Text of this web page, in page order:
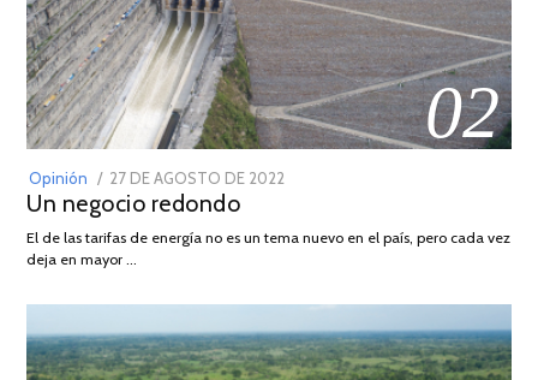
02
Opinión
POSTED
ON
27 DE AGOSTO DE 2022
Un negocio redondo
El de las tarifas de energía no es un tema nuevo en el país, pero cada vez
deja en mayor …